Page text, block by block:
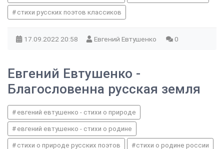
стихи русских поэтов классиков
17.09.2022 20:58 Евгений Евтушенко 0
Евгений Евтушенко -
Благословенна русская земля
евгений евтушенко - стихи о природе
евгений евтушенко - стихи о родине
стихи о природе русских поэтов стихи о родине россии